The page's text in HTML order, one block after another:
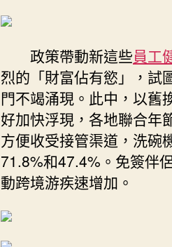
政策帶動新這些員工
烈的「財富佔有慾」，試
門不竭涌現。此中，以舊
好加快浮現，各地聯合年
方便收受接管渠道，洗碗
71.8%和47.4%。免簽伴
動跨境游疾速增加。